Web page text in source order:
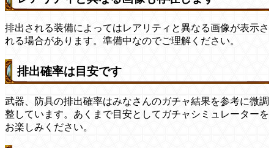
排出される装備によってはレアリティと異なる画像が表示さ
れる場合があります。準備中なのでご理解ください。
排出確率は目安です
武器、防具の排出確率はみなさんのガチャ結果を参考に微調
整しています。あくまで目安としてガチャシミュレーターを
お楽しみください。